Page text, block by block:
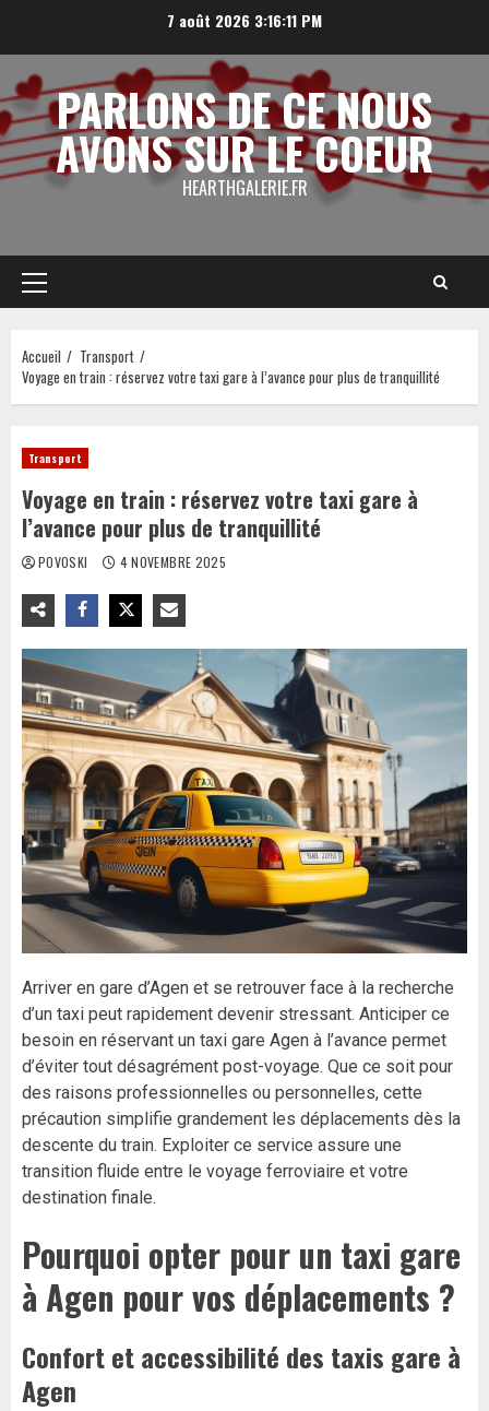
7 août 2026 3:16:12 PM
PARLONS DE CE NOUS
AVONS SUR LE COEUR
HEARTHGALERIE.FR
Menu
principal
Accueil
Transport
Voyage en train : réservez votre taxi gare à l’avance pour plus de tranquillité
Transport
Voyage en train : réservez votre taxi gare à
l’avance pour plus de tranquillité
POVOSKI 4 NOVEMBRE 2025
Arriver en gare d’Agen et se retrouver face à la recherche
d’un taxi peut rapidement devenir stressant. Anticiper ce
besoin en réservant un taxi gare Agen à l’avance permet
d’éviter tout désagrément post-voyage. Que ce soit pour
des raisons professionnelles ou personnelles, cette
précaution simplifie grandement les déplacements dès la
descente du train. Exploiter ce service assure une
transition fluide entre le voyage ferroviaire et votre
destination finale.
Pourquoi opter pour un taxi gare
à Agen pour vos déplacements ?
Confort et accessibilité des taxis gare à
Agen